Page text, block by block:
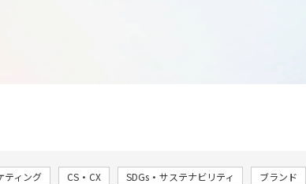
ティング CS・CX SDGs・サステナビリティ ブランド